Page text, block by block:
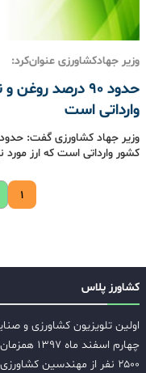
وزیر جهادکشاورزی عنوان‌کرد:
وارداتی است
کشور وارداتی است که ارز
۱
کشاورز پلاس
اولین تلویزیون کشاورزی و
چهارم
۲۵۰۰ نفر از مهندسین